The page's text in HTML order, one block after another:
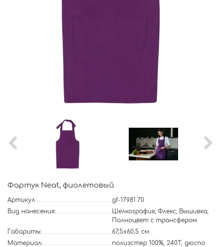
Фартук Neat, фиолетовый
Артикул
gf-17981.70
Вид нанесения:
Шелкография; Флекс; Вышивка;
Полноцвет с трансфером
Габариты:
67,5x60,5 см
Материал:
полиэстер 100%, 240Т, дюспо